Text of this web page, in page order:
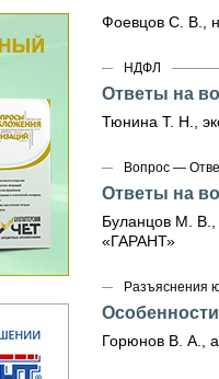
Фоевцов С. В.,
НДФЛ
Ответы на
Тюнина Т. Н.,
Вопрос —
Ответы на
Буланцов М. В.,
«ГАРАНТ»
Разъяснения
Горюнов В. А.,